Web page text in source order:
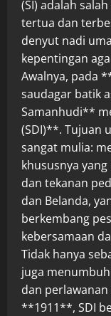
(SI) adalah
tertua dan
denyut nadi
kepentingan
Awalnya, pada
saudagar batik
Samanhudi**
(SDI)**. Tujuan
sangat mulia:
khususnya
dan tekanan
dan Belanda,
berkembang
kebersamaan
Tidak hanya
juga
dan
**1911**, SDI